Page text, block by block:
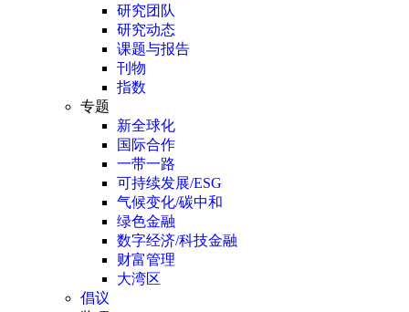
研究团队
研究动态
课题与报告
刊物
指数
专题
新全球化
国际合作
一带一路
可持续发展/ESG
气候变化/碳中和
绿色金融
数字经济/科技金融
财富管理
大湾区
倡议